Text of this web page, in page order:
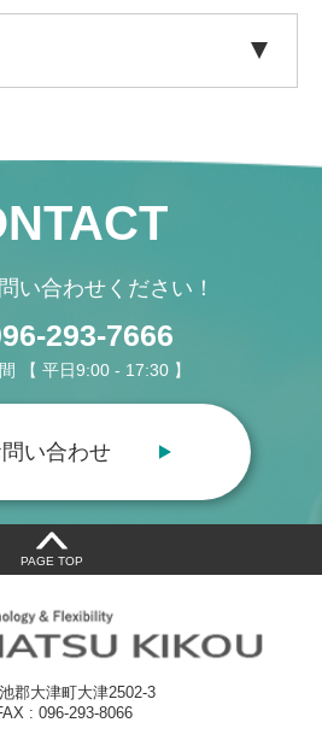
い合わせください！
293-7666
【 平日9:00 - 17:30 】
い合わせ
PAGE TOP
郡大津町大津2502-3
: 096-293-8066